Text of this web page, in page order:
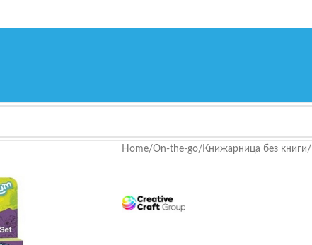
Home/On-the-go/ Книжарница без книги/